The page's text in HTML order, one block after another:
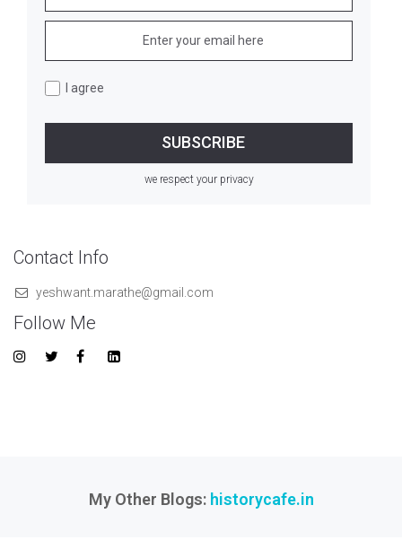
I agree
we respect your privacy
Contact Info
yeshwant.marathe@gmail.com
Follow Me
My Other Blogs: historycafe.in